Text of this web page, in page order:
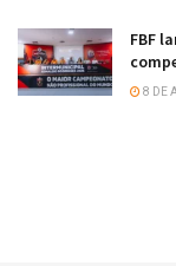
FBF
8 DE